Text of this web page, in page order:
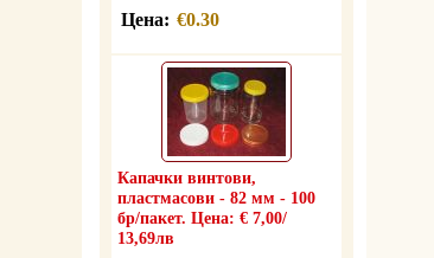
Цена: €0.30
Капачки винтови,
пластмасови - 82 мм - 100
бр/пакет. Цена: € 7,00/
13,69лв